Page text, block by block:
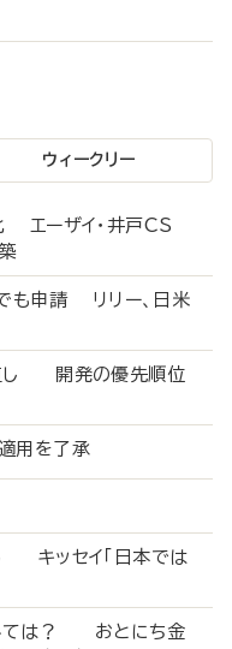
ウィークリー
エーザイ・井戸CS
も申請 リリー、日米
直し 開発の優先順位
適用を了承
）
キッセイ「日本では
みては？ おとにち金